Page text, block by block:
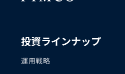
投資ラインナップ
運用戦略